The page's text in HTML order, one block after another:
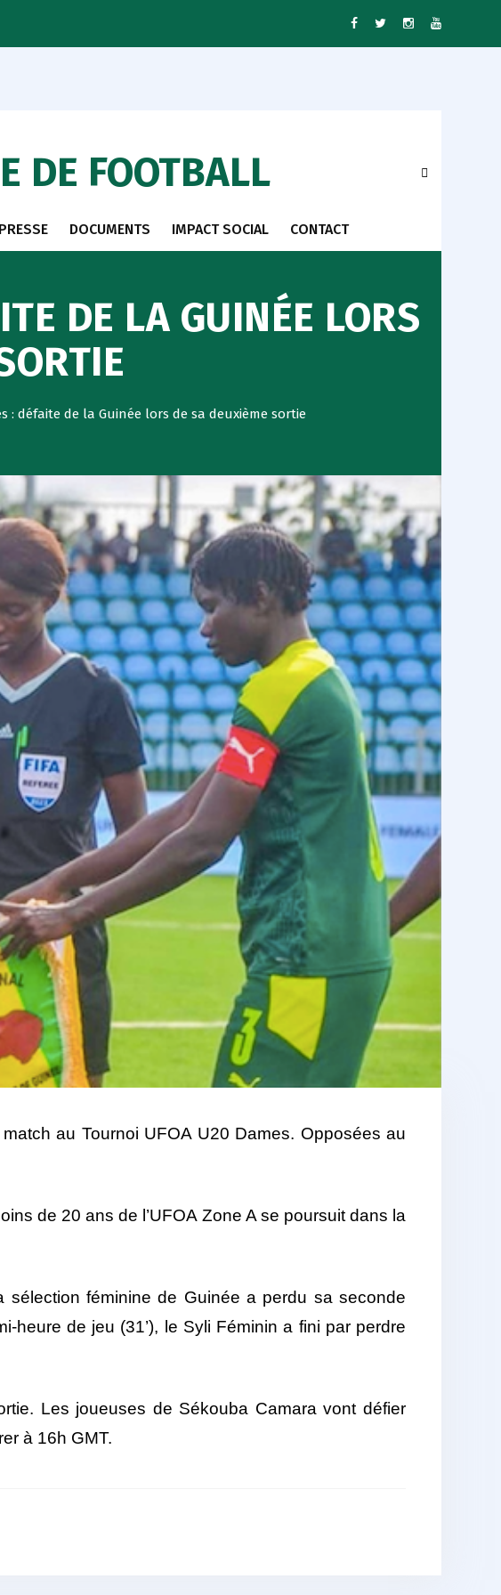
DE FOOTBALL
PRESSE DOCUMENTS IMPACT SOCIAL CONTACT
DE LA GUINÉE LORS
: défaite de la Guinée lors de sa deuxième sortie
au Tournoi UFOA U20 Dames. Opposées au
de 20 ans de l’UFOA Zone A se poursuit dans la
sélection féminine de Guinée a perdu sa seconde
de jeu (31’), le Syli Féminin a fini par perdre
Les joueuses de Sékouba Camara vont défier
à 16h GMT.